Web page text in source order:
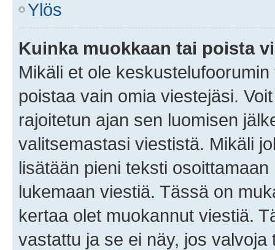
Ylös
Kuinka muokkaan tai poista
Mikäli et ole
poistaa vain omia viestejäsi.
rajoitetun ajan sen luomisen
valitsemastasi viestistä. Mikäli
lisätään pieni teksti
lukemaan viestiä. Tässä on
kertaa olet muokannut viestiä.
vastattu ja se ei näy, jos